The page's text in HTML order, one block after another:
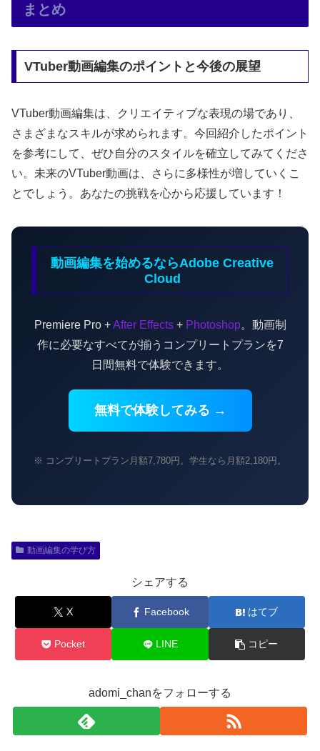
まとめ
VTuber動画編集のポイントと今後の展望
VTuber動画編集は、クリエイティブな表現の場であり、
さまざまなスキルが求められます。今回紹介したポイント
を参考にして、ぜひ自分のスタイルを確立してみてくださ
い。未来のVTuber動画は、さらに多様性が増していくこ
とでしょう。あなたの挑戦を心から応援しています！
動画編集を始めるならAdobe Creative
Cloud
Premiere Pro +After Effects+ Photoshop。動画制
作に必要なすべてが揃うコンプリートプランを7
日間無料で体験できます。
無料で体験してみる →
※ コンプリートプラン月額7,780円。学生なら月額2,180円。
動画編集の学び方
シェアする
X Facebook はてブ
Pocket LINE コピー
adomi_chanをフォローする